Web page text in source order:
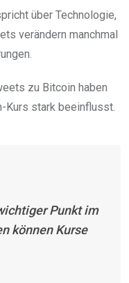
über Technologie,
verändern manchmal
zu Bitcoin haben
Kurs stark beeinflusst.
Punkt im
können Kurse